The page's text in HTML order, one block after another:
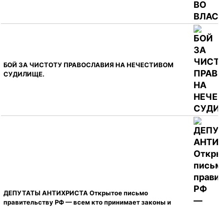
БОЙ ЗА ЧИСТОТУ ПРАВОСЛАВИЯ НА НЕЧЕСТИВОМ
СУДИЛИЩЕ.
ДЕПУТАТЫ АНТИХРИСТА Открытое письмо
правительству РФ — всем кто принимает законы и